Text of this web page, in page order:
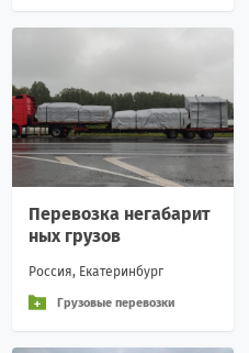
Перевозка негабарит
ных грузов
Россия, Екатеринбург
Грузовые перевозки